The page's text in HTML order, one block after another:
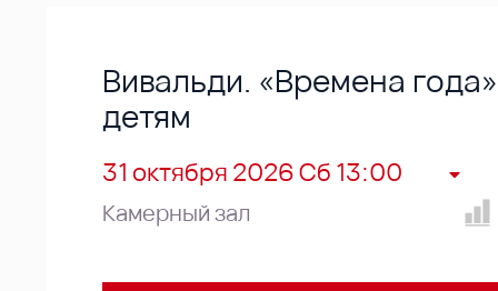
Вивальди. «Времена
детям
31 октября 2026 Сб 13:00
Камерный зал